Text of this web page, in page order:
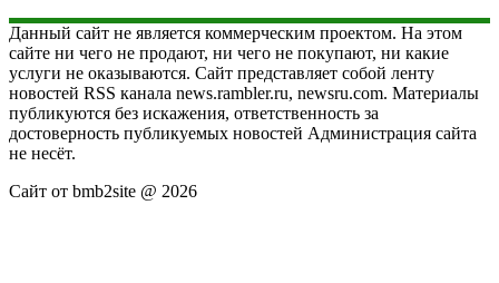
Данный сайт не является коммерческим проектом. На этом
сайте ни чего не продают, ни чего не покупают, ни какие
услуги не оказываются. Сайт представляет собой ленту
новостей RSS канала news.rambler.ru, newsru.com. Материалы
публикуются без искажения, ответственность за
достоверность публикуемых новостей Администрация сайта
не несёт.
Сайт от bmb2site @ 2026